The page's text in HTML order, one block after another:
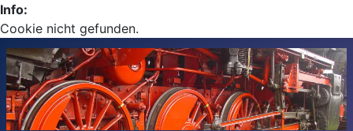
Info:
Cookie nicht gefunden.